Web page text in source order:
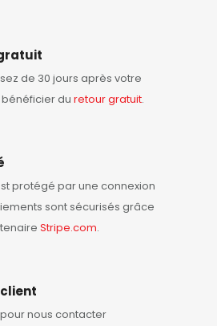
de 30 jours après votre
du retourgratuit.
protégé par une connexion
sont sécurisés grâce
Stripe.com.
pour nous contacter